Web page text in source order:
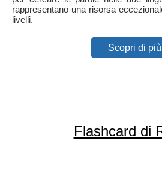
rappresentano una risorsa
livelli.
Scopri di più
Flashcard di